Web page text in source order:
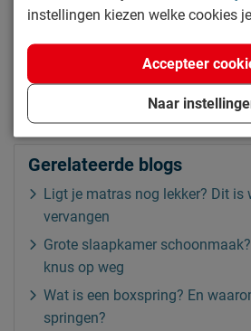
Gerelateerde blogs
Ligt je matras nog lekker? Dit is
vervangen
Grote slaapkamer
knus op weg
Wat is een boxspring? En
springen?
instellingen kiezen welke cookies
Naar
Accepteer